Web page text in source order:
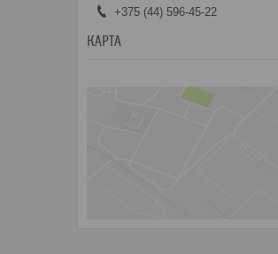
+375 (44) 596-45-22
КАРТА